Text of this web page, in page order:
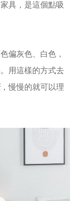
具，是這個點吸
偏灰色、白色，
用這樣的方式去
，慢慢的就可以理